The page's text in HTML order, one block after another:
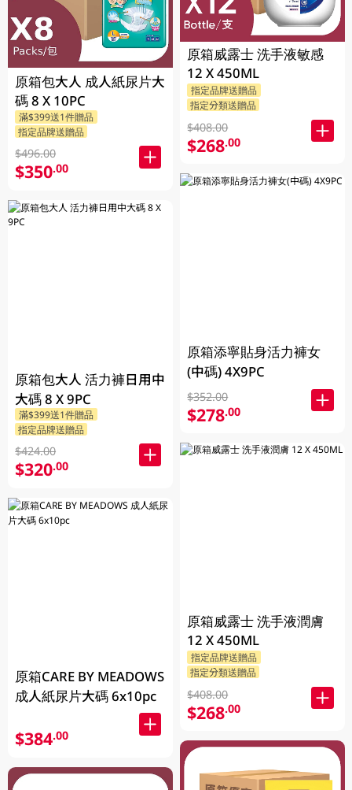
原箱包大人 成人紙尿片大
碼 8 X 10PC
滿$399送1件贈品
指定品牌送贈品
$496.00
$350.00
原箱包大人 活力褲日用中
大碼 8 X 9PC
滿$399送1件贈品
指定品牌送贈品
$424.00
$320.00
原箱CARE BY MEADOWS
成人紙尿片大碼 6x10pc
$384.00
原箱威露士 洗手液敏感
12 X 450ML
指定品牌送贈品
指定分類送贈品
$408.00
$268.00
原箱添寧貼身活力褲女
(中碼) 4X9PC
$352.00
$278.00
原箱威露士 洗手液潤膚
12 X 450ML
指定品牌送贈品
指定分類送贈品
$408.00
$268.00